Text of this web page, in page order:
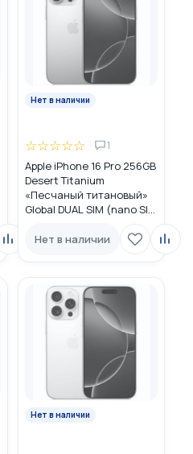
Нет в наличии
☆☆☆☆☆ 1
Apple iPhone 16 Pro 256GB
Desert Titanium
«Песчаный титановый»
Global DUAL SIM (nano SIM
Нет в наличии
Нет в наличии